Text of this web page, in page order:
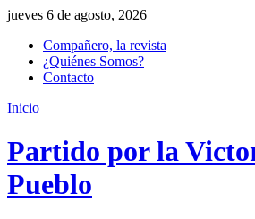
jueves 6 de agosto, 2026
Compañero, la revista
¿Quiénes Somos?
Contacto
Inicio
Partido por la
Pueblo